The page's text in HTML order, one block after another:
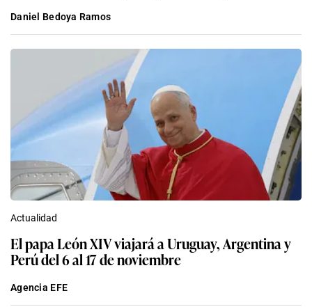
Daniel Bedoya Ramos
Actualidad
El papa León XIV viajará a Uruguay, Argentina y
Perú del 6 al 17 de noviembre
Agencia EFE